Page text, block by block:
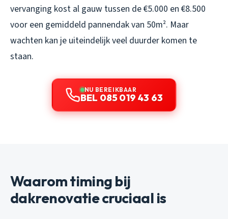
vervanging kost al gauw tussen de €5.000 en €8.500
voor een gemiddeld pannendak van 50m². Maar
wachten kan je uiteindelijk veel duurder komen te
staan.
NU BEREIKBAAR
BEL 085 019 43 63
Waarom timing bij
dakrenovatie cruciaal is